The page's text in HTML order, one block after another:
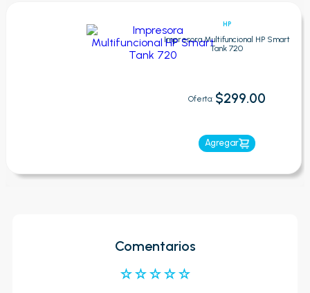
HP
Impresora Multifuncional HP Smart
Tank 720
Oferta: $299.00
Agregar
Comentarios
☆☆☆☆☆